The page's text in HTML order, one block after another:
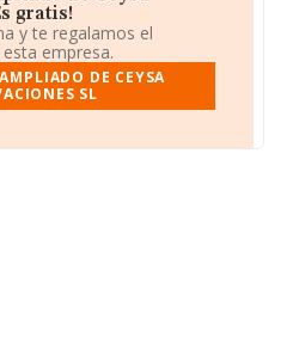
gratis!
y te regalamos el
empresa.
DE CEYSA
SL